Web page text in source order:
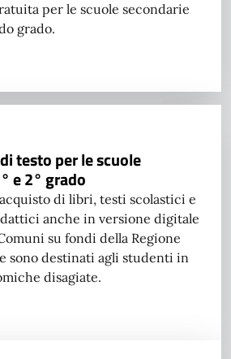
per le scuole secondarie
grado.
testo per le scuole
e 2° grado
di libri, testi scolastici e
anche in versione digitale
su fondi della Regione
sono destinati agli studenti in
disagiate.